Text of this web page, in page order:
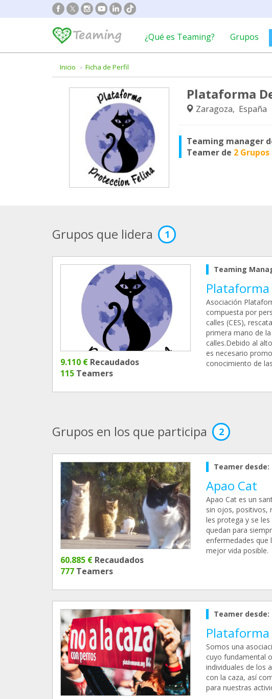
¿Qué es Teaming? Grupos
Inicio Ficha de Perfil
Plataforma
Zaragoza, España
Teaming manager
Teamer de 2 Grupos
Grupos que lidera 1
9.110 € Recaudados
115 Teamers
Teaming
Plataforma
Asociación
compuesta por
calles (CES),
primera mano de
calles.Debido al
es necesario
conocimiento de
Grupos en los que participa 2
60.885 € Recaudados
777 Teamers
Teamer desde:
Apao Cat
Apao Cat es un
sin ojos, positivos,
les protega y se
quedan para
enfermedades que
mejor vida posible.
Teamer desde:
Plataforma
Somos una
cuyo fundamental
individuales de los
con la caza, así
para nuestras